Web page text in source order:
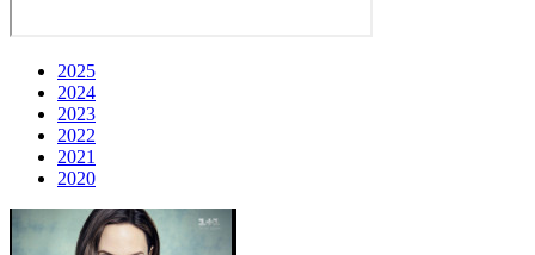
2025
2024
2023
2022
2021
2020